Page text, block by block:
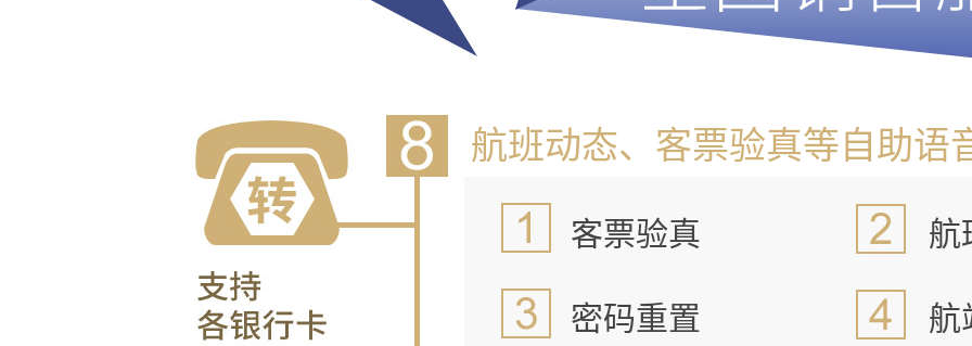
航班动态、客票验真等自助语
客票验真 航
密码重置 航